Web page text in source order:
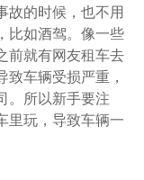
故的时候，也不用
比如酒驾。像一些
前就有网友租车去
车辆受损严重，
。所以新手要注
里玩，导致车辆一